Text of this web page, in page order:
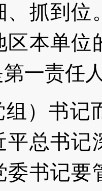
、抓到位
区本单位
一责任
组）书记
平总书记
委书记